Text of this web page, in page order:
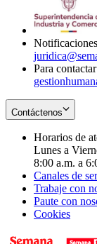
Para
Contáctenos
Horarios de
Lunes a
8:00 a.m. a
Canales de
Trabaje con
Paute con
Cookies